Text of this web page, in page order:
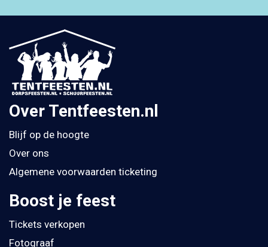
Over Tentfeesten.nl
Blijf op de hoogte
Over ons
Algemene voorwaarden ticketing
Boost je feest
Tickets verkopen
Fotograaf